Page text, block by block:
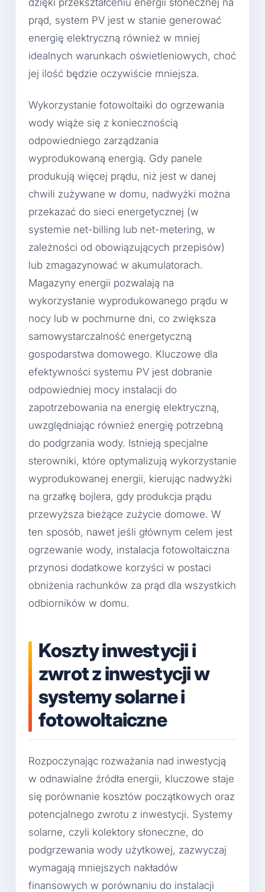
prąd, system PV jest w stanie generować
energię elektryczną również w mniej
idealnych warunkach oświetleniowych, choć
jej ilość będzie oczywiście mniejsza.
Wykorzystanie fotowoltaiki do ogrzewania
wody wiąże się z koniecznością
odpowiedniego zarządzania
wyprodukowaną energią. Gdy panele
produkują więcej prądu, niż jest w danej
chwili zużywane w domu, nadwyżki można
przekazać do sieci energetycznej (w
systemie net-billing lub net-metering, w
zależności od obowiązujących przepisów)
lub zmagazynować w akumulatorach.
Magazyny energii pozwalają na
wykorzystanie wyprodukowanego prądu w
nocy lub w pochmurne dni, co zwiększa
samowystarczalność energetyczną
gospodarstwa domowego. Kluczowe dla
efektywności systemu PV jest dobranie
odpowiedniej mocy instalacji do
zapotrzebowania na energię elektryczną,
uwzględniając również energię potrzebną
do podgrzania wody. Istnieją specjalne
sterowniki, które optymalizują wykorzystanie
wyprodukowanej energii, kierując nadwyżki
na grzałkę bojlera, gdy produkcja prądu
przewyższa bieżące zużycie domowe. W
ten sposób, nawet jeśli głównym celem jest
ogrzewanie wody, instalacja fotowoltaiczna
przynosi dodatkowe korzyści w postaci
obniżenia rachunków za prąd dla wszystkich
odbiorników w domu.
Koszty inwestycji i
zwrot z inwestycji w
systemy solarne i
fotowoltaiczne
Rozpoczynając rozważania nad inwestycją
w odnawialne źródła energii, kluczowe staje
się porównanie kosztów początkowych oraz
potencjalnego zwrotu z inwestycji. Systemy
solarne, czyli kolektory słoneczne, do
podgrzewania wody użytkowej, zazwyczaj
wymagają mniejszych nakładów
finansowych w porównaniu do instalacji